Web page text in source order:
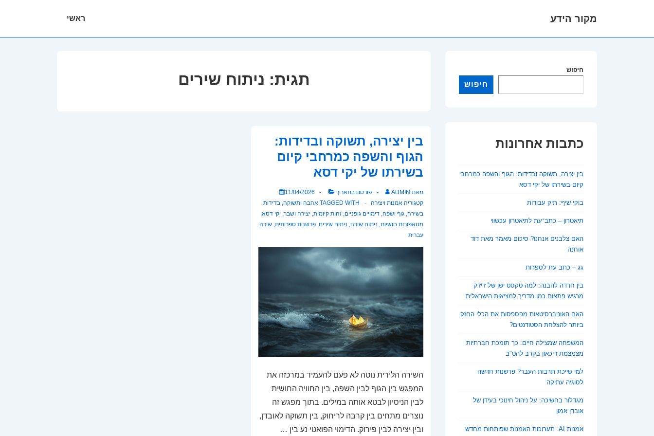
מקור הידע ראשי
תגית: ניתוח שירים
בין יצירה, תשוקה ובדידות:
הגוף והשפה כמרחבי קיום
בשירתו של יקי דסא
מאת ADMIN פורסם בתאריך
11/04/2026
קטגוריה אמנות ויצירה TAGGED WITH אהבה ותשוקה, בדידות
בשירה, גוף ושפה, דימויים גופניים, זהות קיומית, יצירה ושבר, יקי דסא,
מטאפורות חושיות, ניתוח שירה, ניתוח שירים, פרשנות ספרותית, שירה
עברית
השירה הלירית נוטה לא פעם להעמיד במרכזה את
המפגש בין הגוף לבין השפה, בין החוויה החושית
לבין הניסיון לבטא אותה במילים. בתוך מפגש זה
נוצרים מתחים בין קרבה לריחוק, בין תשוקה לאובדן,
ובין יצירה לבין פירוק. הדימוי הפואטי נע בין …
חיפוש
חיפוש
כתבות אחרונות
בין יצירה, תשוקה ובדידות: הגוף והשפה כמרחבי
קיום בשירתו של יקי דסא
בוקי שיף: תיק עבודות
תיאטרון – כתב־עת לתיאטרון עכשווי
האם צלבנים אנחנו? סיכום מאמר מאת דוד
אוחנה
גג – כתב עת לספרות
בין חרדה להבנה: למה טקסט ישן של ז’יז’ק
מרגיש פתאום כמו מדריך למציאות הישראלית
האם האוניברסיטאות מפספסות את הכלי החזק
ביותר להצלחת הסטודנטים?
המשפחה שמצילה חיים: כך תומכת חברתיות
מצמצמת דיכאון בקרב להט"ב
למי שייכת תרבות העבר? פרשנות חדשה
לסוגיה עתיקה
מגדלור בחשיכה: על ניהול חינוכי בעידן של
אובדן אמון
אמנות AI: תערוכות האמנות שפותחות מחדש